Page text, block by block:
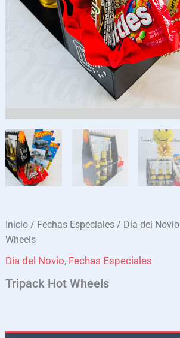
Inicio / Fechas Especiales / Día del Novio
Wheels
Día del Novio, Fechas Especiales
Tripack Hot Wheels